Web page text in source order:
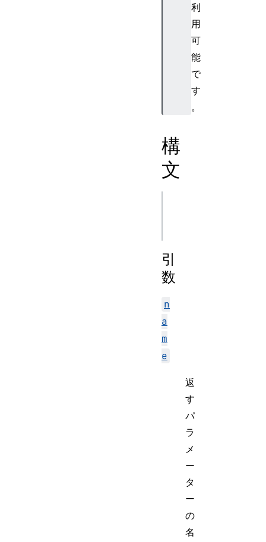
利
用
可
能
で
す
。
構
文
引
数
n
a
m
e
返
す
パ
ラ
メ
ー
タ
ー
の
名